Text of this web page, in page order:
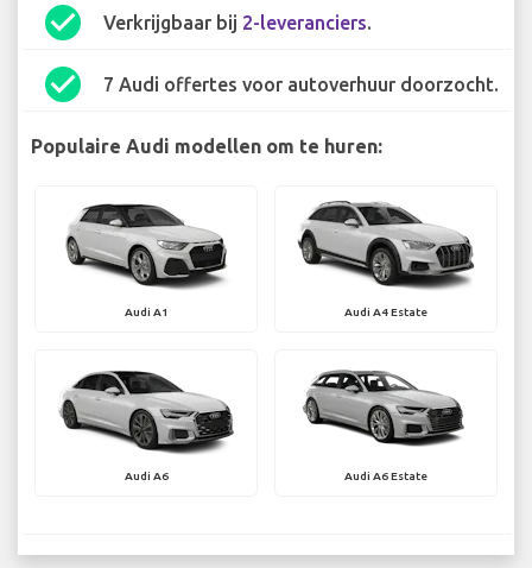
check_circle Verkrijgbaar bij 2-leveranciers.
check_circle 7 Audi offertes voor autoverhuur doorzocht.
Populaire Audi modellen om te huren:
Audi A1 Audi A4 Estate
Audi A6 Audi A6 Estate